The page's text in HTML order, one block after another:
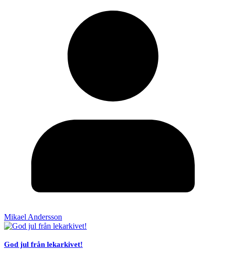
Mikael Andersson
God jul från lekarkivet!